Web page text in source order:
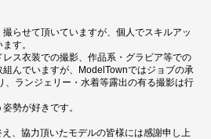
らせて頂いていますが、個人でスキルアッ
す。
ス衣装での撮影、作品系・グラビア等での
んでいますが、ModelTownではジョブの承
ランジェリー・水着等露出の有る撮影は行
勢が好きです。
、協力頂いたモデルの皆様には感謝申し上